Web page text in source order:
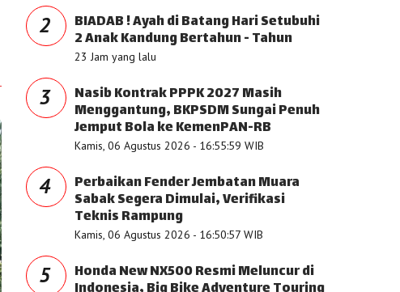
2 BIADAB ! Ayah di Batang Hari Setubuhi
2 Anak Kandung Bertahun - Tahun
23 Jam yang lalu
3 Nasib Kontrak PPPK 2027 Masih
Menggantung, BKPSDM Sungai Penuh
Jemput Bola ke KemenPAN-RB
Kamis, 06 Agustus 2026 - 16:55:59 WIB
4 Perbaikan Fender Jembatan Muara
Sabak Segera Dimulai, Verifikasi
Teknis Rampung
Kamis, 06 Agustus 2026 - 16:50:57 WIB
5 Honda New NX500 Resmi Meluncur di